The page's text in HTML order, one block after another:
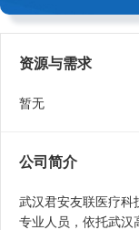
资源与需求
暂无
公司简介
武汉君安友联医疗科
专业人员，依托武汉